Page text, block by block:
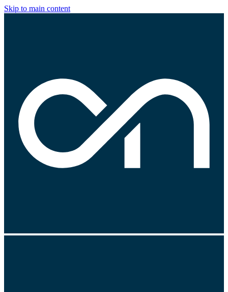
Skip to main content